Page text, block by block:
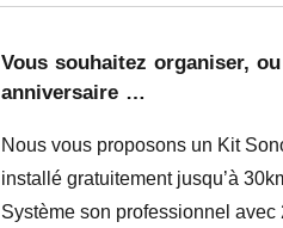
Vous souhaitez organiser,
anniversaire …
Nous vous proposons un Kit
installé gratuitement jusqu’à
Système son professionnel